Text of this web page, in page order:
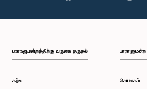
பாராளுமன்றத்திற்கு வருகை தருதல்
கற்க செயலகம்